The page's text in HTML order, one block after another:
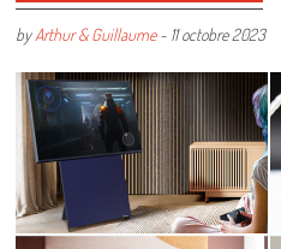
byArthur & Guillaume- 11 octobre 2023